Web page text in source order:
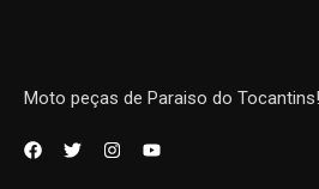
Moto peças de Paraiso do Tocantins!